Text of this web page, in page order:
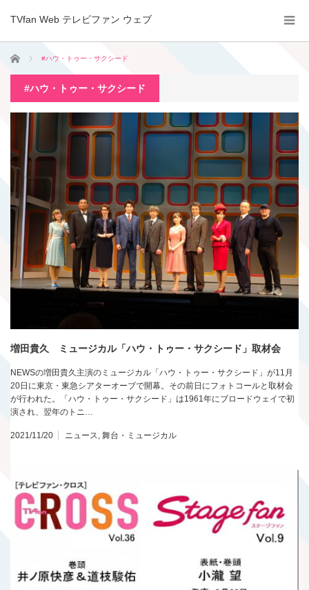
TVfan Web テレビファン ウェブ
ホーム #ハウ・トゥー・サクシード
#ハウ・トゥー・サクシード
増田貴久 ミュージカル「ハウ・トゥー・サクシード」取材会
NEWSの増田貴久主演のミュージカル「ハウ・トゥー・サクシード」が11月
20日に東京・東急シアターオーブで開幕。その前日にフォトコールと取材会
が行われた。「ハウ・トゥー・サクシード」は1961年にブロードウェイで初
演され、翌年のトニ…
2021/11/20 ニュース 舞台・ミュージカル